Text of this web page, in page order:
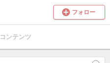
フォロー
コンテンツ